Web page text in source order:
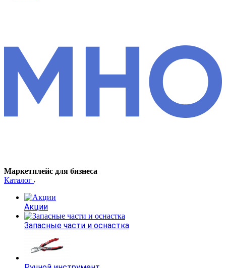
Маркетплейс для бизнеса
Каталог
Акции
Запасные части и оснастка